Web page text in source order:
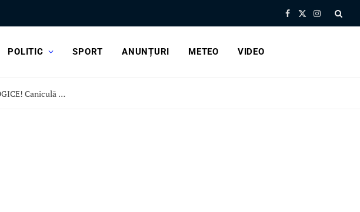
Facebook
X
Instagram
POLITIC SPORT ANUNȚURI METEO VIDEO
DÂMBOVIȚA, SUB DOUĂ AVERTIZĂRI METEOROLOGICE! Caniculă dar și vijelii și ploi torențiale